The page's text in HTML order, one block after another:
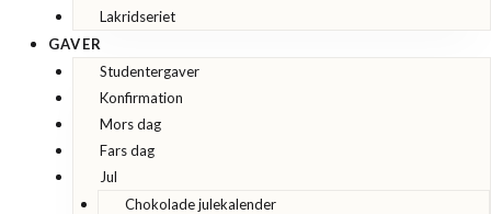
Lakridseriet
GAVER
Studentergaver
Konfirmation
Mors dag
Fars dag
Jul
Chokolade julekalender